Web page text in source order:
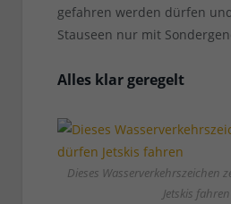
gefahren werden dürfen
Stauseen nur mit
Alles klar geregelt
Dieses Wasserverkehrszeichen
Jetskis fahren